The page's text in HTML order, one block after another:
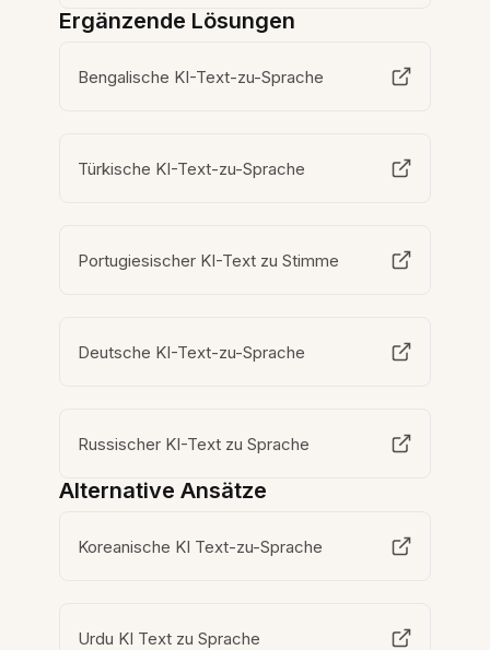
Ergänzende Lösungen
Bengalische KI-Text-zu-Sprache
Türkische KI-Text-zu-Sprache
Portugiesischer KI-Text zu Stimme
Deutsche KI-Text-zu-Sprache
Russischer KI-Text zu Sprache
Alternative Ansätze
Koreanische KI Text-zu-Sprache
Urdu KI Text zu Sprache